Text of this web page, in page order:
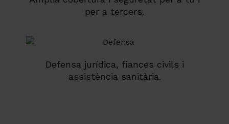
per a tercers.
Defensa jurídica, fiances civils i
assistència sanitària.